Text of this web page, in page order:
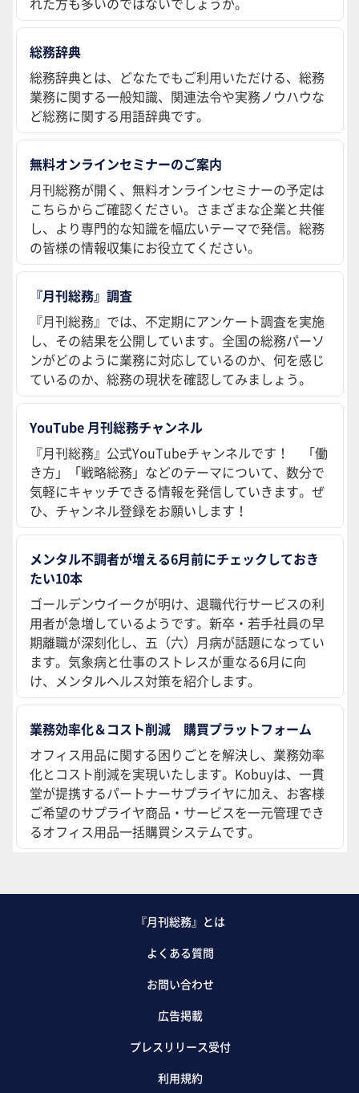
総務辞典
総務辞典とは、どなたでもご利用いただける、総務
業務に関する一般知識、関連法令や実務ノウハウな
ど総務に関する用語辞典です。
無料オンラインセミナーのご案内
月刊総務が開く、無料オンラインセミナーの予定は
こちらからご確認ください。さまざまな企業と共催
し、より専門的な知識を幅広いテーマで発信。総務
の皆様の情報収集にお役立てください。
『月刊総務』調査
『月刊総務』では、不定期にアンケート調査を実施
し、その結果を公開しています。全国の総務パーソ
ンがどのように業務に対応しているのか、何を感じ
ているのか、総務の現状を確認してみましょう。
YouTube 月刊総務チャンネル
『月刊総務』公式YouTubeチャンネルです！ 「働
き方」「戦略総務」などのテーマについて、数分で
気軽にキャッチできる情報を発信していきます。ぜ
ひ、チャンネル登録をお願いします！
メンタル不調者が増える6月前にチェックしておき
たい10本
ゴールデンウイークが明け、退職代行サービスの利
用者が急増しているようです。新卒・若手社員の早
期離職が深刻化し、五（六）月病が話題になってい
ます。気象病と仕事のストレスが重なる6月に向
け、メンタルヘルス対策を紹介します。
業務効率化＆コスト削減 購買プラットフォーム
オフィス用品に関する困りごとを解決し、業務効率
化とコスト削減を実現いたします。Kobuyは、一貫
堂が提携するパートナーサプライヤに加え、お客様
ご希望のサプライヤ商品・サービスを一元管理でき
るオフィス用品一括購買システムです。
『月刊総務』とは
よくある質問
お問い合わせ
広告掲載
プレスリリース受付
利用規約